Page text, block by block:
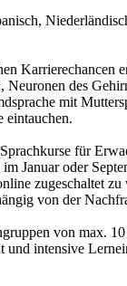
Karrierechancen
Neuronen des
mit
eintauchen.
für
Januar oder
zugeschaltet zu
von der
von max. 10
und intensive